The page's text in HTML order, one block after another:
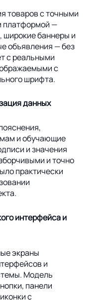
товаров с точными
платформой —
баннеры и
объявления — без
с реальными
с
шрифта.
данных
и обучающие
и значения
и точно
практически
интерфейса и
экраны
и
Модель
панели
с